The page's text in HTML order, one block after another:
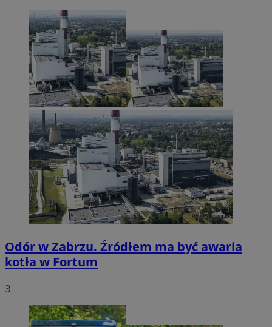
Odór w Zabrzu. Źródłem ma być awaria
kotła w Fortum
3